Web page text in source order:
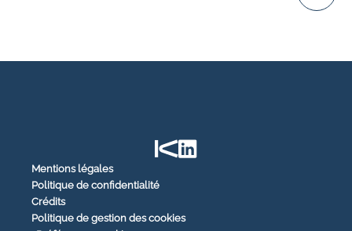
Mentions légales
Politique de confidentialité
Crédits
Politique de gestion des cookies